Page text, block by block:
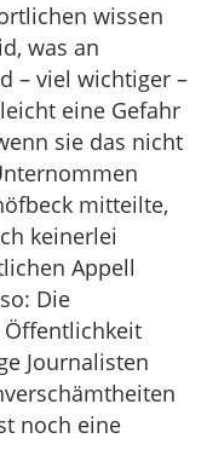
wissen
was an
– viel wichtiger –
eine Gefahr
sie das nicht
mitteilte,
keinerlei
Appell
Die
Journalisten
noch eine